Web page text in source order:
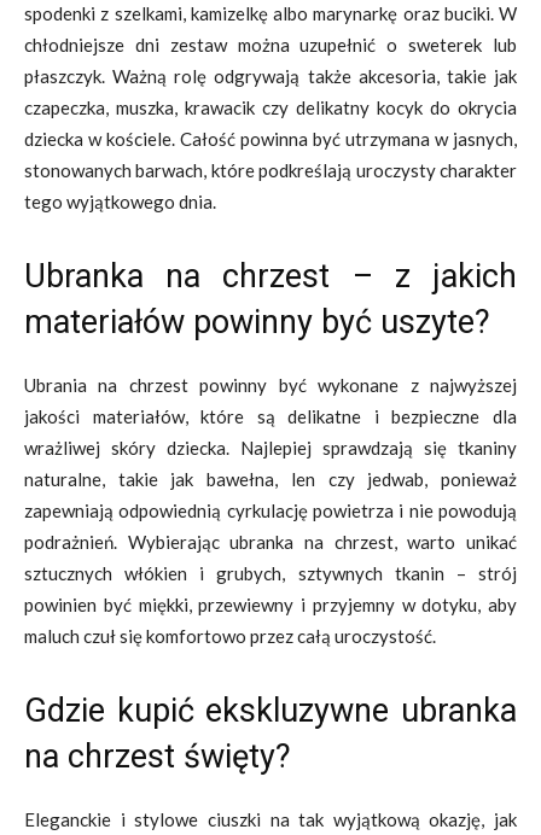
spodenki z szelkami, kamizelkę albo marynarkę oraz buciki. W
chłodniejsze dni zestaw można uzupełnić o sweterek lub
płaszczyk. Ważną rolę odgrywają także akcesoria, takie jak
czapeczka, muszka, krawacik czy delikatny kocyk do okrycia
dziecka w kościele. Całość powinna być utrzymana w jasnych,
stonowanych barwach, które podkreślają uroczysty charakter
tego wyjątkowego dnia.
Ubranka na chrzest – z jakich
materiałów powinny być uszyte?
Ubrania na chrzest powinny być wykonane z najwyższej
jakości materiałów, które są delikatne i bezpieczne dla
wrażliwej skóry dziecka. Najlepiej sprawdzają się tkaniny
naturalne, takie jak bawełna, len czy jedwab, ponieważ
zapewniają odpowiednią cyrkulację powietrza i nie powodują
podrażnień. Wybierając ubranka na chrzest, warto unikać
sztucznych włókien i grubych, sztywnych tkanin – strój
powinien być miękki, przewiewny i przyjemny w dotyku, aby
maluch czuł się komfortowo przez całą uroczystość.
Gdzie kupić ekskluzywne ubranka
na chrzest święty?
Eleganckie i stylowe ciuszki na tak wyjątkową okazję, jak